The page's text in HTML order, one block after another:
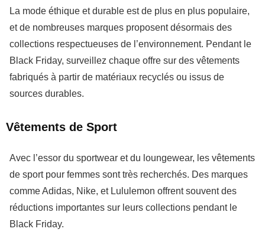
La mode éthique et durable est de plus en plus populaire,
et de nombreuses marques proposent désormais des
collections respectueuses de l’environnement. Pendant le
Black Friday, surveillez chaque offre sur des vêtements
fabriqués à partir de matériaux recyclés ou issus de
sources durables.
Vêtements de Sport
Avec l’essor du sportwear et du loungewear, les vêtements
de sport pour femmes sont très recherchés. Des marques
commeAdidas, Nike, et Lululemon offrent souvent des
réductions importantes sur leurs collections pendant le
Black Friday.